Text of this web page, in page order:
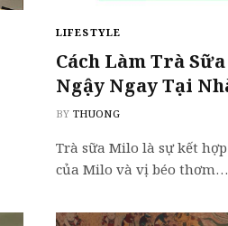
LIFESTYLE
Cách Làm Trà
Ngậy Ngay Tại
BY THUONG
Trà sữa Milo là sự kết
của Milo và vị béo thơm…